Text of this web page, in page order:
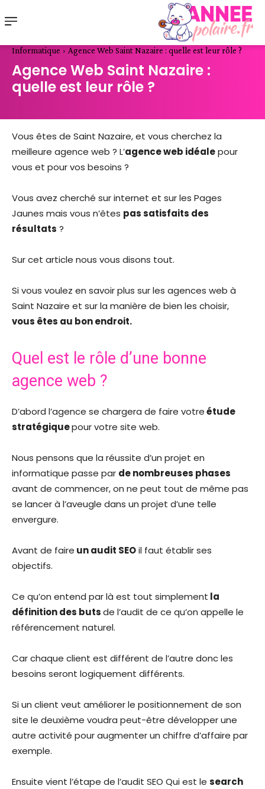
Informatique Agence Web Saint Nazaire : quelle est leur rôle ?
Agence Web Saint Nazaire :
quelle est leur rôle ?
Vous êtes de Saint Nazaire, et vous cherchez la
meilleure agence web ? L’agence web idéalepour
vous et pour vos besoins ?
Vous avez cherché sur internet et sur les Pages
Jaunes mais vous n’êtes pas satisfaits des
résultats ?
Sur cet article nous vous disons tout.
Si vous voulez en savoir plus sur les agences web à
Saint Nazaire et sur la manière de bien les choisir,
vous êtes au bon endroit.
Quel est le rôle d’une bonne
agence web ?
D’abord l’agence se chargera de faire votreétude
stratégiquepour votre site web.
Nous pensons que la réussite d’un projet en
informatique passe par de nombreuses phases
avant de commencer, on ne peut tout de même pas
se lancer à l’aveugle dans un projet d’une telle
envergure.
Avant de faire un audit SEOil faut établir ses
objectifs.
Ce qu’on entend par là est tout simplement la
définition des butsde l’audit de ce qu’on appelle le
référencement naturel.
Car chaque client est différent de l’autre donc les
besoins seront logiquement différents.
Si un client veut améliorer le positionnement de son
site le deuxième voudra peut-être développer une
autre activité pour augmenter un chiffre d’affaire par
exemple.
Ensuite vient l’étape de l’audit SEO Qui est le search